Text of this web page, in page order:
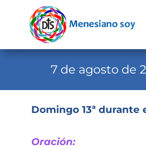
Evangelio
Familia Menesiana
7 de agosto de
Domingo 13ª durante
Oración: